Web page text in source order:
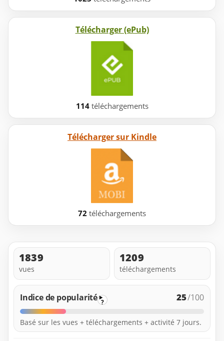
Télécharger (ePub)
114téléchargements
Télécharger sur Kindle
72 téléchargements
1839
vues
1209
téléchargements
Indice de popularité ? 25/100
Basé sur les vues + téléchargements + activité 7 jours.